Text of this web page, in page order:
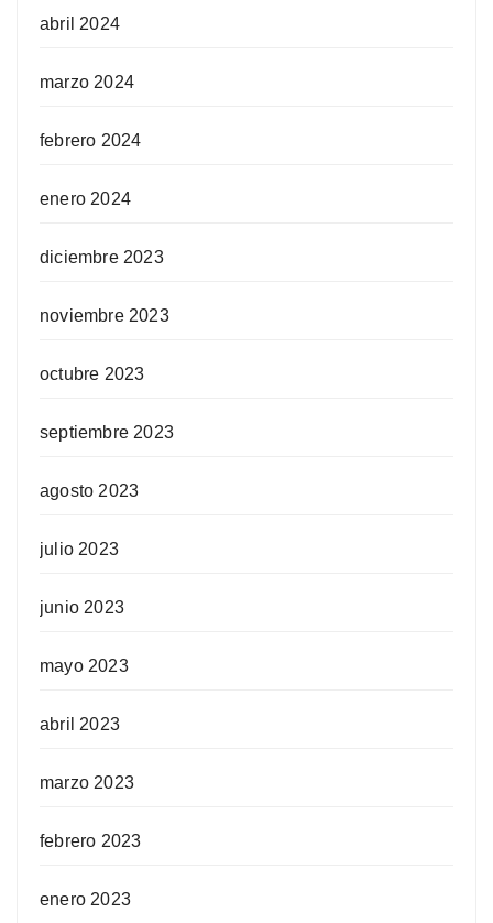
abril 2024
marzo 2024
febrero 2024
enero 2024
diciembre 2023
noviembre 2023
octubre 2023
septiembre 2023
agosto 2023
julio 2023
junio 2023
mayo 2023
abril 2023
marzo 2023
febrero 2023
enero 2023